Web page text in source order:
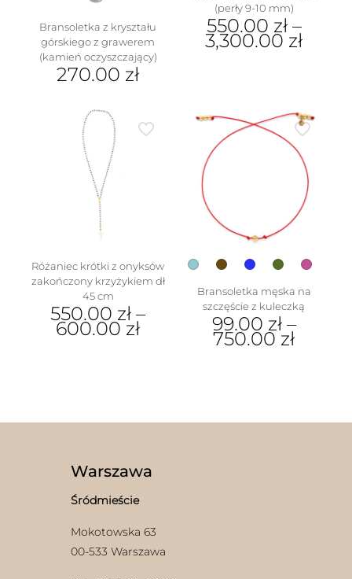
Bransoletka z kryształu
górskiego z grawerem
(kamień oczyszczający)
270.00 zł
(perły 9-10 mm)
550.00 zł–
3,300.00 zł
wariantów.
Opcje
produktu
Różaniec krótki z onyksów
zakończony krzyżykiem dł
45 cm
550.00 zł –
600.00 zł
Opcje
na
produktu
Bransoletka męska na
szczęście z kuleczką
99.00 zł–
750.00 zł
Warszawa
Śródmieście
Mokotowska 63
00-533 Warszawa